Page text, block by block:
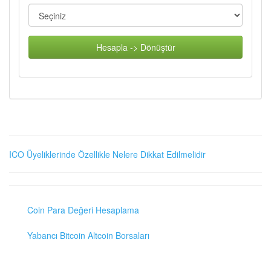
Hesapla -> Dönüştür
ICO Üyeliklerinde Özellikle Nelere Dikkat Edilmelidir
Coin Para Değeri Hesaplama
Yabancı Bitcoin Altcoin Borsaları